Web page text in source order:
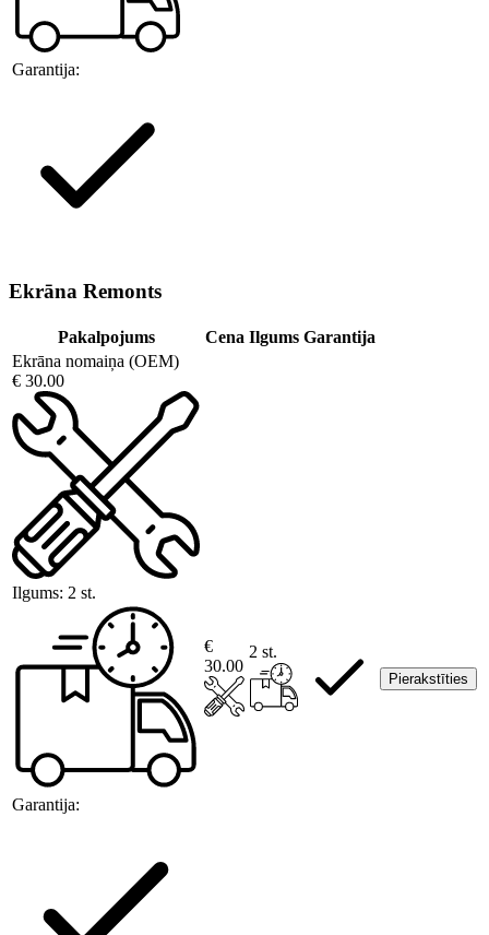
Garantija:
Ekrāna Remonts
Pakalpojums Cena Ilgums Garantija
Ekrāna nomaiņa (OEM)
€ 30.00
Ilgums: 2 st.
Garantija:
€
30.00
2 st.
Pierakstīties